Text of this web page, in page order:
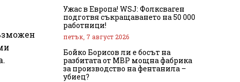
Ужас в Европа! WSJ: Фолксваген
подготвя съкращаването на 50 000
работници!
петък, 7 август 2026
Бойко Борисов ли е босът на
разбитата от МВР мощна фабрика
за производство на фентанила –
убиец?